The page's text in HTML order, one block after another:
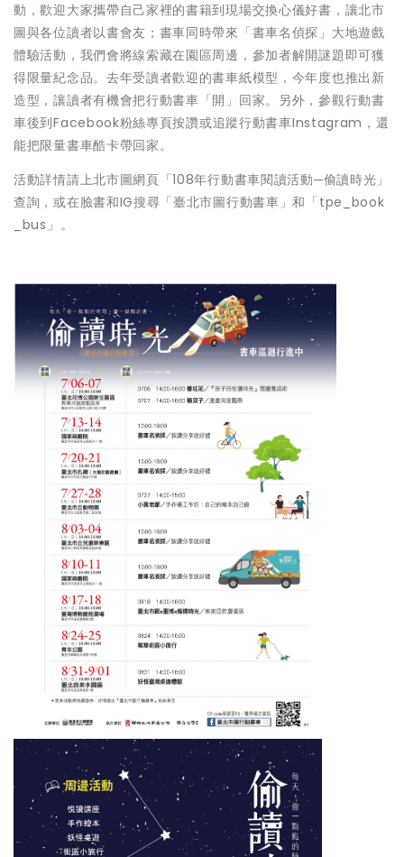
動，歡迎大家攜帶自己家裡的書籍到現場交換心儀好書，讓北市
圖與各位讀者以書會友；書車同時帶來「書車名偵探」大地遊戲
體驗活動，我們會將線索藏在園區周邊，參加者解開謎題即可獲
得限量紀念品。去年受讀者歡迎的書車紙模型，今年度也推出新
造型，讓讀者有機會把行動書車「開」回家。另外，參觀行動書
車後到Facebook粉絲專頁按讚或追蹤行動書車Instagram，還
能把限量書車酷卡帶回家。
活動詳情請上北市圖網頁「108年行動書車閱讀活動─偷讀時光」
查詢，或在臉書和IG搜尋「臺北市圖行動書車」和「tpe_book
_bus」。